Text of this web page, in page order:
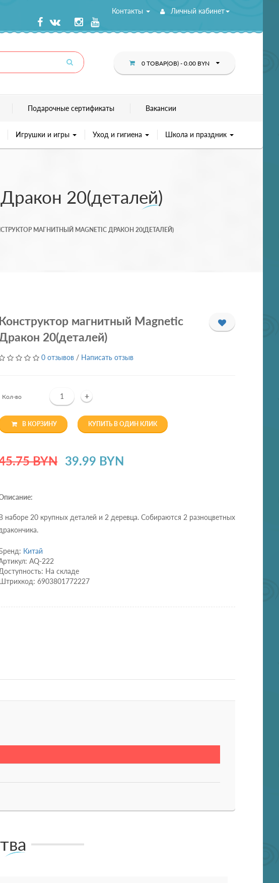
Контакты Личный кабинет
0 ТОВАР(ОВ) - 0.00 BYN
Подарочные сертификаты Вакансии
Игрушки и игры Уход и гигиена Школа и праздник
20(деталей)
МАГНИТНЫЙ MAGNETIC ДРАКОН 20(ДЕТАЛЕЙ)
магнитный Magnetic
20(деталей)
0 отзывов / Написать отзыв
Кол-во +
В КОРЗИНУ КУПИТЬ В ОДИН КЛИК
BYN 39.99 BYN
наборе 20 крупных деталей и 2 деревца. Собираются 2 разноцветных
Китай
AQ-222
На складе
6903801772227